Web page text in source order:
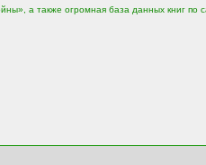
а также огромная база данных книг по